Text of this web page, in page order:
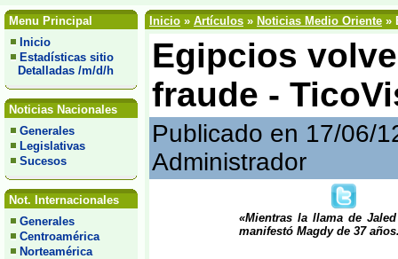
Menu Principal
Inicio
Estadísticas sitio
Detalladas /m/d/h
Noticias Nacionales
Generales
Legislativas
Sucesos
Not. Internacionales
Generales
Centroamérica
Norteamérica
Inicio » Artículos » Noticias Medio Oriente »
Egipcios
fraude -
Publicado en 17/06/
Administrador
«Mientras la llama de
manifestó Magdy de 37